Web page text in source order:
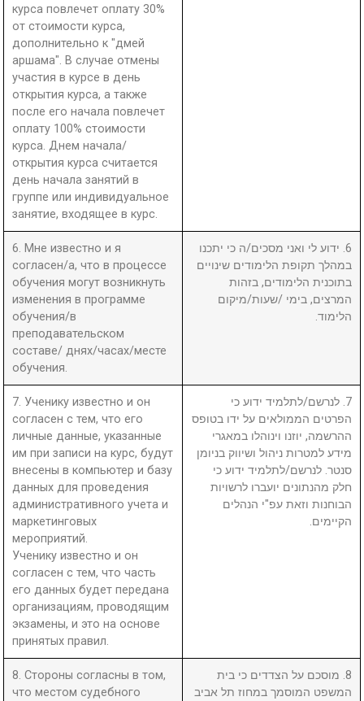
курса повлечет оплату 30%
от стоимости курса,
дополнительно к "дмей
аршама". В случае отмены
участия в курсе в день
открытия курса, а также
после его начала повлечет
оплату 100% стоимости
курса. Днем начала/
открытия курса считается
день начала занятий в
группе или индивидуальное
занятие, входящее в курс.
6. Мне известно и я
согласен/а, что в процессе
обучения могут возникнуть
изменения в программе
обучения/в
преподавательском
составе/ днях/часах/месте
обучения.
6. ידוע לי ואני מסכים/ה כי יתכנו
במהלך תקופת הלימודים שינויים
בתוכנית הלימודים, בזהות
המרצים, בימי /שעות/מיקום
הלימוד.
7. Ученику известно и он
согласен с тем, что его
личные данные, указанные
им при записи на курс, будут
внесены в компьютер и базу
данных для проведения
административного учета и
маркетинговых
мероприятий.
Ученику известно и он
согласен с тем, что часть
его данных будет передана
организациям, проводящим
экзамены, и это на основе
принятых правил.
7. לנרשם/לתלמיד ידוע כי
הפרטים הממולאים על ידו בטופס
ההרשמה, יוזנו וינוהלו במאגרי
מידע למטרות ניהול ושיווק בניומן
סנטר. לנרשם/לתלמיד ידוע כי
חלק מהנתונים יועברו לרשויות
הבוחנות וזאת עפ"י הנהלים
הקיימים.
8. Стороны согласны в том,
что местом судебного
8. מוסכם על הצדדים כי בית
המשפט המוסמך במחוז תל אביב